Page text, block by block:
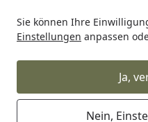
Sie können Ihre
Einstellungen anpassen
Ja,
Nein,
Startseite
Grill Weber CTN W/LBL
Weber CTN W/